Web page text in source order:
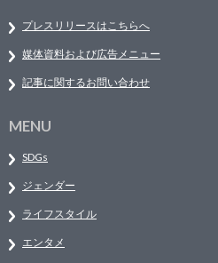
プレスリリースはこちらへ
媒体資料および広告メニュー
記事に関するお問い合わせ
MENU
SDGs
ジェンダー
ライフスタイル
エンタメ